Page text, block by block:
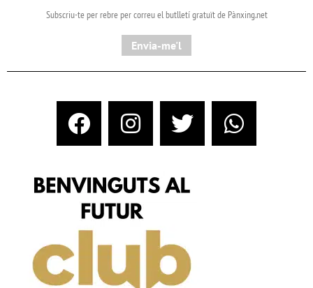
Subscriu-te per rebre per correu el butlletí gratuït de Pànxing.net​
Envia-me'l